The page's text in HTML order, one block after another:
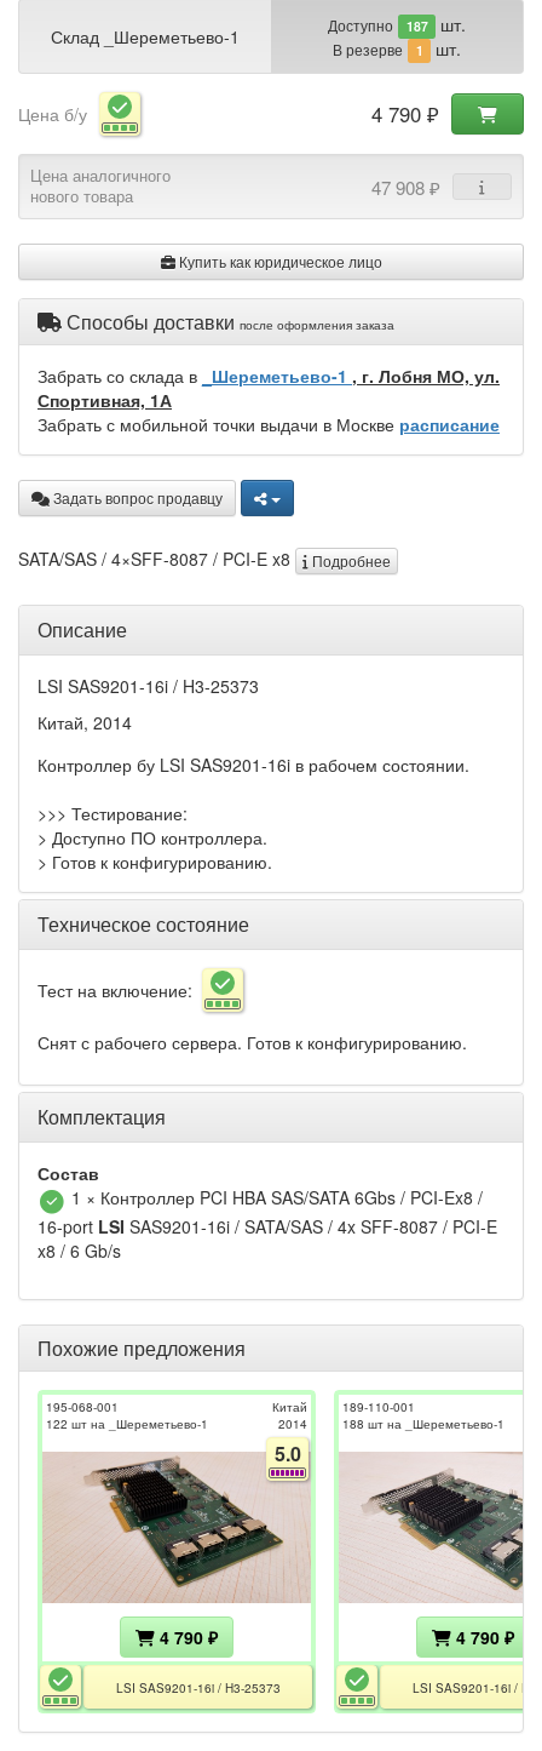
Склад _Шереметьево-1 Доступно 187 шт.
В резерве 1 шт.
Цена б/у 4 790 ₽
Цена аналогичного
нового товара
47 908 ₽
Купить как юридическое лицо
Способы доставки после оформления заказа
Забрать со склада в _Шереметьево-1 , г. Лобня МО, ул.
Спортивная, 1А
Забрать с мобильной точки выдачи в Москве расписание
Задать вопрос продавцу
SATA/SAS / 4×SFF-8087 / PCI-E x8 Подробнее
Описание
LSI SAS9201-16i / H3-25373
Китай, 2014
Контроллер бу LSI SAS9201-16i в рабочем состоянии.
>>> Тестирование:
> Доступно ПО контроллера.
> Готов к конфигурированию.
Техническое состояние
Тест на включение:
Снят с рабочего сервера. Готов к конфигурированию.
Комплектация
Состав
1 × Контроллер PCI HBA SAS/SATA 6Gbs / PCI-Ex8 /
16-port LSI SAS9201-16i / SATA/SAS / 4x SFF-8087 / PCI-E
x8 / 6 Gb/s
Похожие предложения
195-068-001
122 шт на _Шереметьево-1
Китай
2014
5.0
4 790 ₽
LSI SAS9201-16i / H3-25373
189-110-001
188 шт на _Шереметьево-1
4 790 ₽
LSI SAS9201-16i /